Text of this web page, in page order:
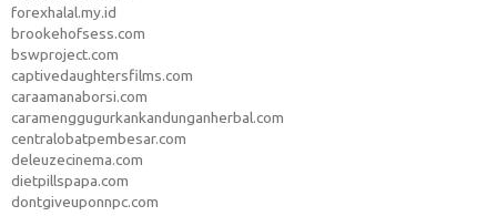
forexhalal.my.id
brookehofsess.com
bswproject.com
captivedaughtersfilms.com
caraamanaborsi.com
caramenggugurkankandunganherbal.com
centralobatpembesar.com
deleuzecinema.com
dietpillspapa.com
dontgiveuponnpc.com